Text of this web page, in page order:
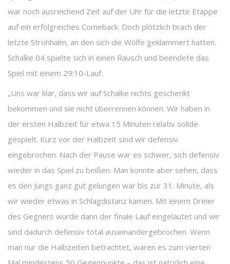
war noch ausreichend Zeit auf der Uhr für die letzte Etappe
auf ein erfolgreiches Comeback. Doch plötzlich brach der
letzte Strohhalm, an den sich die Wölfe geklammert hatten.
Schalke 04 spielte sich in einen Rausch und beendete das
Spiel mit einem 29:10-Lauf.
„Uns war klar, dass wir auf Schalke nichts geschenkt
bekommen und sie nicht überrennen können. Wir haben in
der ersten Halbzeit für etwa 15 Minuten relativ solide
gespielt. Kurz vor der Halbzeit sind wir defensiv
eingebrochen. Nach der Pause war es schwer, sich defensiv
wieder in das Spiel zu beißen. Man konnte aber sehen, dass
es den Jungs ganz gut gelungen war bis zur 31. Minute, als
wir wieder etwas in Schlagdistanz kamen. Mit einem Dreier
des Gegners wurde dann der finale Lauf eingeläutet und wir
sind dadurch defensiv total auseinandergebrochen. Wenn
man nur die Halbzeiten betrachtet, waren es zum vierten